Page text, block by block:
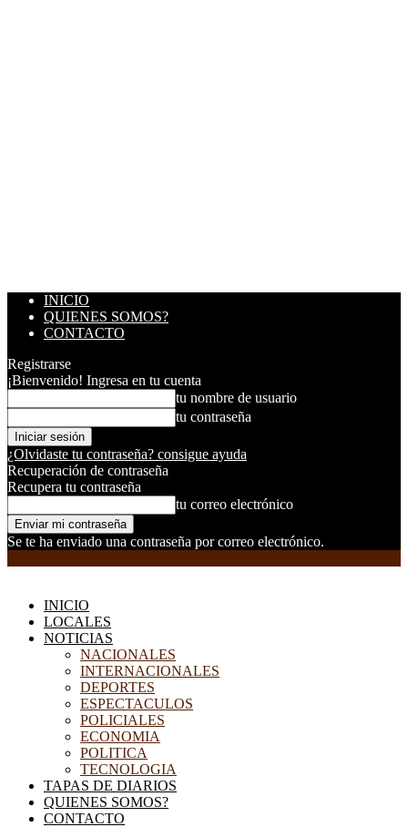
INICIO
QUIENES SOMOS?
CONTACTO
Registrarse
¡Bienvenido! Ingresa en tu cuenta
tu nombre de usuario
tu contraseña
¿Olvidaste tu contraseña? consigue ayuda
Recuperación de contraseña
Recupera tu contraseña
tu correo electrónico
Se te ha enviado una contraseña por correo electrónico.
INICIO
LOCALES
NOTICIAS
NACIONALES
INTERNACIONALES
DEPORTES
ESPECTACULOS
POLICIALES
ECONOMIA
POLITICA
TECNOLOGIA
TAPAS DE DIARIOS
QUIENES SOMOS?
CONTACTO